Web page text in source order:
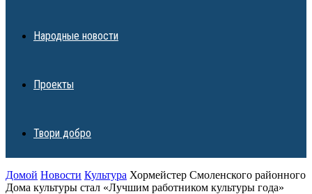
Народные новости
Проекты
Твори добро
Домой Новости Культура Хормейстер Смоленского районного
Дома культуры стал «Лучшим работником культуры года»